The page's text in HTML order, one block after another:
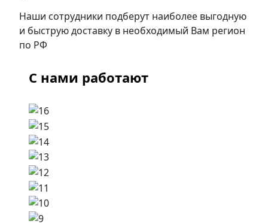
Наши сотрудники подберут наиболее выгодную
и быструю доставку в необходимый Вам регион
по РФ
С нами работают